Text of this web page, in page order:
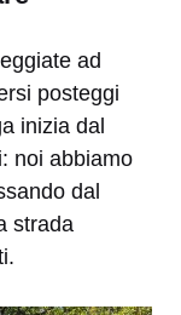
ad
posteggi
inizia dal
noi abbiamo
dal
strada